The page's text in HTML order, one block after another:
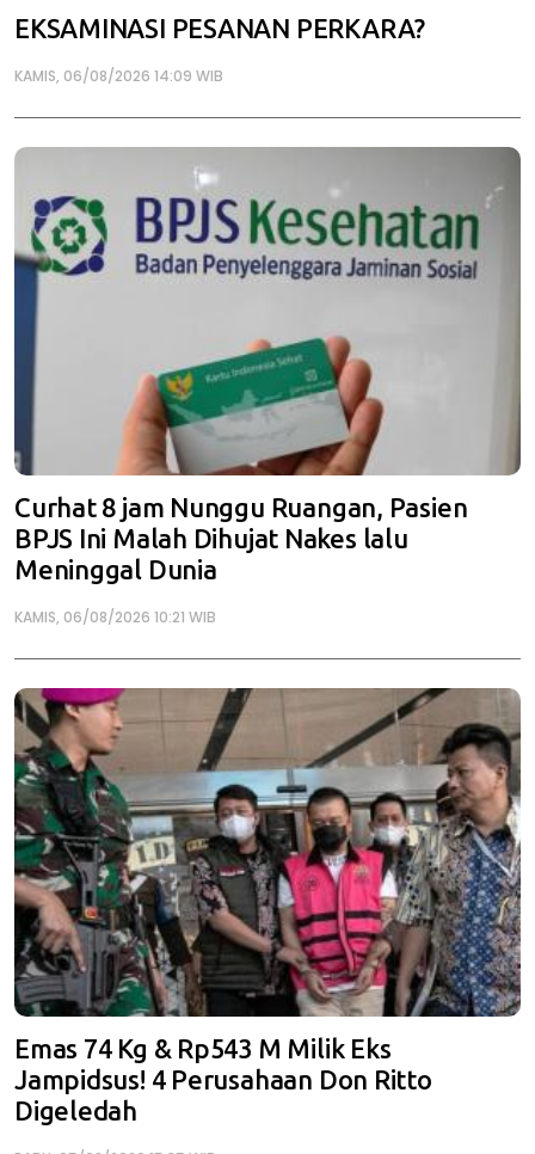
EKSAMINASI PESANAN PERKARA?
KAMIS, 06/08/2026 14:09 WIB
Curhat 8 jam Nunggu Ruangan, Pasien
BPJS Ini Malah Dihujat Nakes lalu
Meninggal Dunia
KAMIS, 06/08/2026 10:21 WIB
Emas 74 Kg & Rp543 M Milik Eks
Jampidsus! 4 Perusahaan Don Ritto
Digeledah